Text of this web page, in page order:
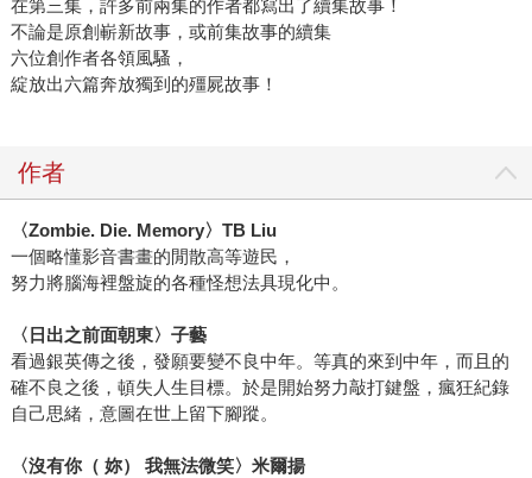
在第三集，許多前兩集的作者都寫出了續集故事！
不論是原創嶄新故事，或前集故事的續集
六位創作者各領風騷，
綻放出六篇奔放獨到的殭屍故事！
作者
〈Zombie. Die. Memory〉TB Liu
一個略懂影音書畫的閒散高等遊民，
努力將腦海裡盤旋的各種怪想法具現化中。
〈日出之前面朝東〉子藝
看過銀英傳之後，發願要變不良中年。等真的來到中年，而且的
確不良之後，頓失人生目標。於是開始努力敲打鍵盤，瘋狂紀錄
自己思緒，意圖在世上留下腳蹤。
〈沒有你（ 妳） 我無法微笑〉米爾揚